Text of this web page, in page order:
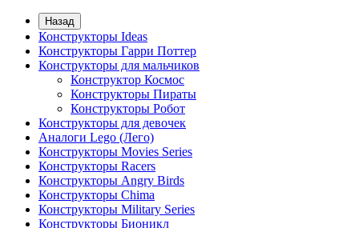
Назад
Конструкторы Ideas
Конструкторы Гарри Поттер
Конструкторы для мальчиков
Конструктор Космос
Конструкторы Пираты
Конструкторы Робот
Конструкторы для девочек
Аналоги Lego (Лего)
Конструкторы Movies Series
Конструкторы Racers
Конструкторы Angry Birds
Конструкторы Chima
Конструкторы Military Series
Конструкторы Бионикл